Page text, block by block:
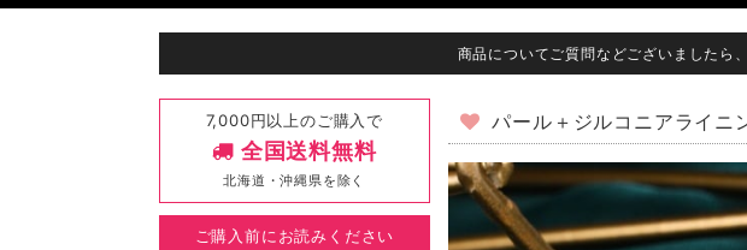
商品についてご質問などございましたら
7,000円以上のご購入で
全国送料無料
北海道・沖縄県を除く
ご購入前にお読みください
パール＋ジルコニアライニ